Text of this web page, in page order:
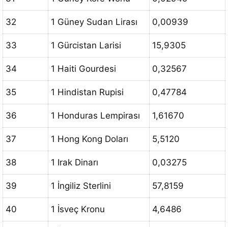
32 1 Güney Sudan Lirası 0,00939
33 1 Gürcistan Larisi 15,9305
34 1 Haiti Gourdesi 0,32567
35 1 Hindistan Rupisi 0,47784
36 1 Honduras Lempirası 1,61670
37 1 Hong Kong Doları 5,5120
38 1 Irak Dinarı 0,03275
39 1 İngiliz Sterlini 57,8159
40 1 İsveç Kronu 4,6486